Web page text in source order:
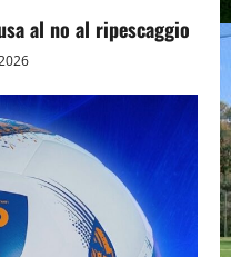
al no al ripescaggio